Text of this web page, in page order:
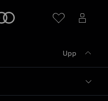
Upp